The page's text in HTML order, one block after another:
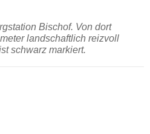
Bischof. Von dort
landschaftlich reizvoll
schwarz markiert.